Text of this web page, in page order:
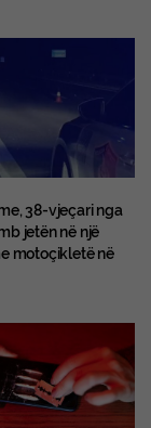
38-vjeçari nga
jetën në një
motoçikletë në